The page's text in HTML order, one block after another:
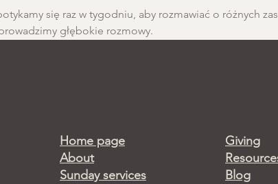
się raz w tygodniu, aby rozmawiać o różnych
głębokie rozmowy.
Home page
About
Sunday services
Giving
Blog